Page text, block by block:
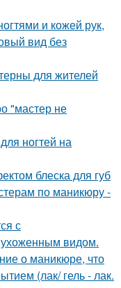
и кожей рук,
вид без
для жителей
"мастер не
ногтей на
блеска для губ
по маникюру -
с
ухоженным видом.
о маникюре, что
(лак/ гель - лак.